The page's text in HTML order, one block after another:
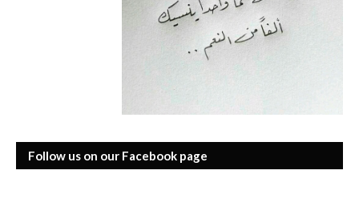
Follow us on our Facebook page